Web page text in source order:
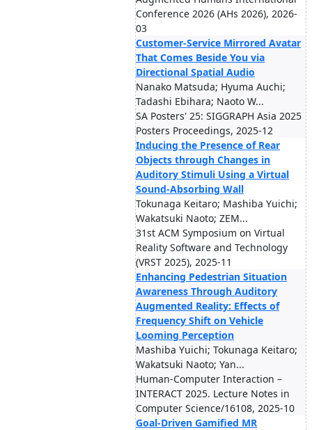
Conference 2026 (AHs 2026), 2026-
03
Customer-Service Mirrored Avatar
That Comes Beside You via
Directional Spatial Audio
Nanako Matsuda; Hyuma Auchi;
Tadashi Ebihara; Naoto W...
SA Posters' 25: SIGGRAPH Asia 2025
Posters Proceedings, 2025-12
Inducing the Presence of Rear
Objects through Changes in
Auditory Stimuli Using a Virtual
Sound-Absorbing Wall
Tokunaga Keitaro; Mashiba Yuichi;
Wakatsuki Naoto; ZEM...
31st ACM Symposium on Virtual
Reality Software and Technology
(VRST 2025), 2025-11
Enhancing Pedestrian Situation
Awareness Through Auditory
Augmented Reality: Effects of
Frequency Shift on Vehicle
Looming Perception
Mashiba Yuichi; Tokunaga Keitaro;
Wakatsuki Naoto; Yan...
Human-Computer Interaction –
INTERACT 2025. Lecture Notes in
Computer Science/16108, 2025-10
Goal-Driven Gamified MR